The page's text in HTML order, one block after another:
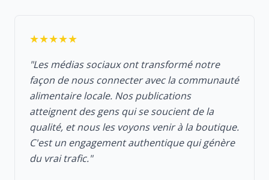
★★★★★
"Les médias sociaux ont transformé notre
façon de nous connecter avec la communauté
alimentaire locale. Nos publications
atteignent des gens qui se soucient de la
qualité, et nous les voyons venir à la boutique.
C'est un engagement authentique qui génère
du vrai trafic."